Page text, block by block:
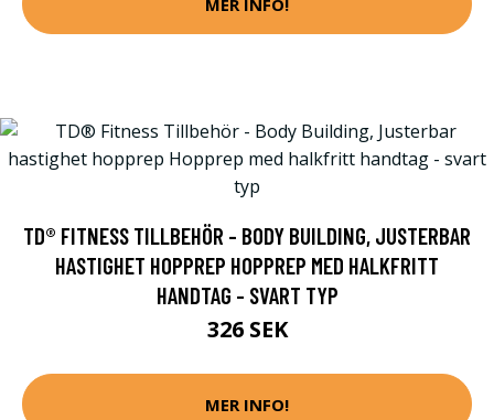
TD® FITNESS TILLBEHÖR - BODY BUILDING, JUSTERBAR
HASTIGHET HOPPREP HOPPREP MED HALKFRITT
HANDTAG - SVART TYP
326 SEK
MER INFO!